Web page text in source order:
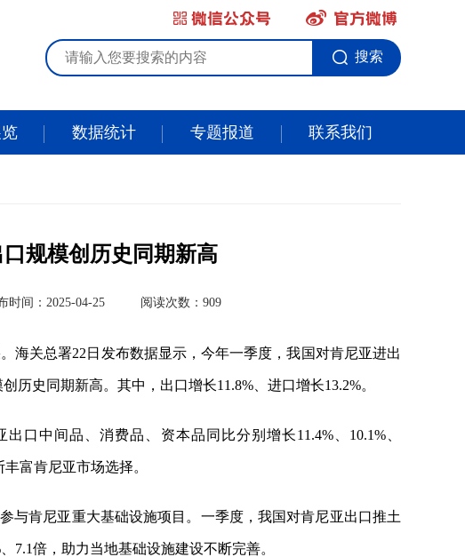
搜索
数据统计 专题报道 联系我们
规模创历史同期新高
时间：2025-04-25 阅读次数：909
海关总署22日发布数据显示，今年一季度，我国对肯尼亚进出
历史同期新高。其中，出口增长11.8%、进口增长13.2%。
口中间品、消费品、资本品同比分别增长11.4%、10.1%、
富肯尼亚市场选择。
与肯尼亚重大基础设施项目。一季度，我国对肯尼亚出口推土
7.1倍，助力当地基础设施建设不断完善。